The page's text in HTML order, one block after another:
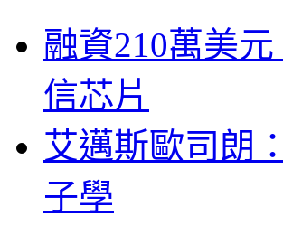
融資210萬美
信芯片
艾邁斯歐司朗
子學